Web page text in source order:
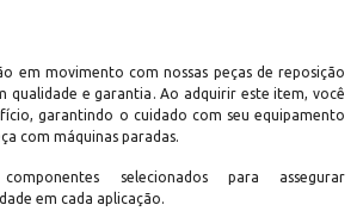
em movimento com nossas peças de reposição
qualidade e garantia. Ao adquirir este item, você
garantindo o cuidado com seu equipamento
com máquinas paradas.
selecionados para assegurar
em cada aplicação.